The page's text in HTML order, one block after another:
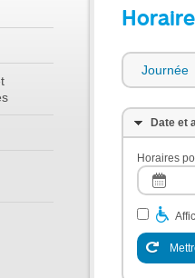
Journée
Date et
Horaires